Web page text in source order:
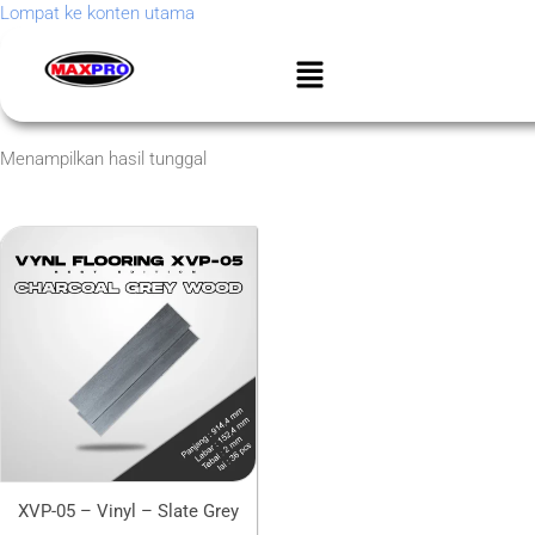
Lompat ke konten utama
Menampilkan hasil tunggal
XVP-05 – Vinyl – Slate Grey